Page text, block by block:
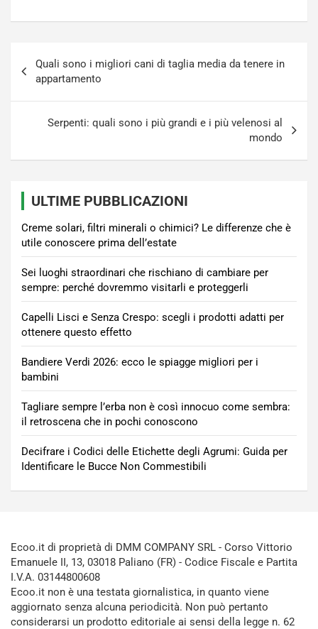
articoli
Quali sono i migliori cani di taglia media da tenere in
appartamento
Serpenti: quali sono i più grandi e i più velenosi al
mondo
ULTIME PUBBLICAZIONI
Creme solari, filtri minerali o chimici? Le differenze che è
utile conoscere prima dell’estate
Sei luoghi straordinari che rischiano di cambiare per
sempre: perché dovremmo visitarli e proteggerli
Capelli Lisci e Senza Crespo: scegli i prodotti adatti per
ottenere questo effetto
Bandiere Verdi 2026: ecco le spiagge migliori per i
bambini
Tagliare sempre l’erba non è così innocuo come sembra:
il retroscena che in pochi conoscono
Decifrare i Codici delle Etichette degli Agrumi: Guida per
Identificare le Bucce Non Commestibili
Ecoo.it di proprietà di DMM COMPANY SRL - Corso Vittorio
Emanuele II, 13, 03018 Paliano (FR) - Codice Fiscale e Partita
I.V.A. 03144800608
Ecoo.it non è una testata giornalistica, in quanto viene
aggiornato senza alcuna periodicità. Non può pertanto
considerarsi un prodotto editoriale ai sensi della legge n. 62